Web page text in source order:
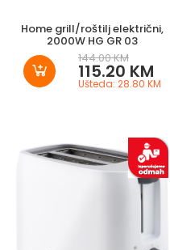
Home grill/roštilj električni,
2000W HG GR 03
144.00 KM
115.20 KM
Ušteda: 28.80 KM